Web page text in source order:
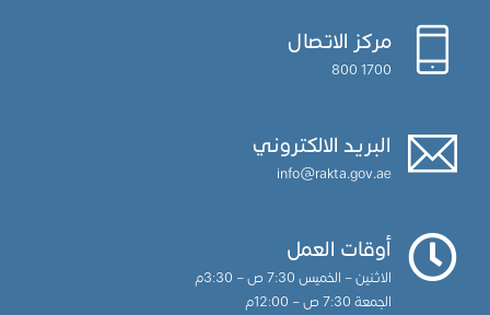
مركز الاتصال
1700 800
البريد الالكتروني
info@rakta.gov.ae
أوقات العمل
الاثنين – الخميس 7:30 ص – 3:30م
الجمعة 7:30 ص – 12:00م